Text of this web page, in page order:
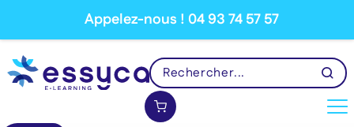
Appelez-nous ! 04 93 74 57 57